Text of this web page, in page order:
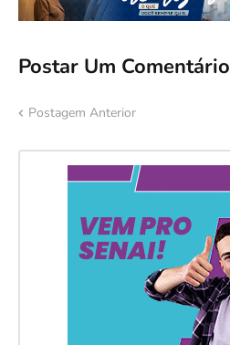
Postar Um Comentário
Postagem Anterior